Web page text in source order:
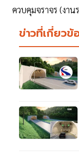
ควบคุมจราจร (งา
ข่าวที่เกี่ยวข้